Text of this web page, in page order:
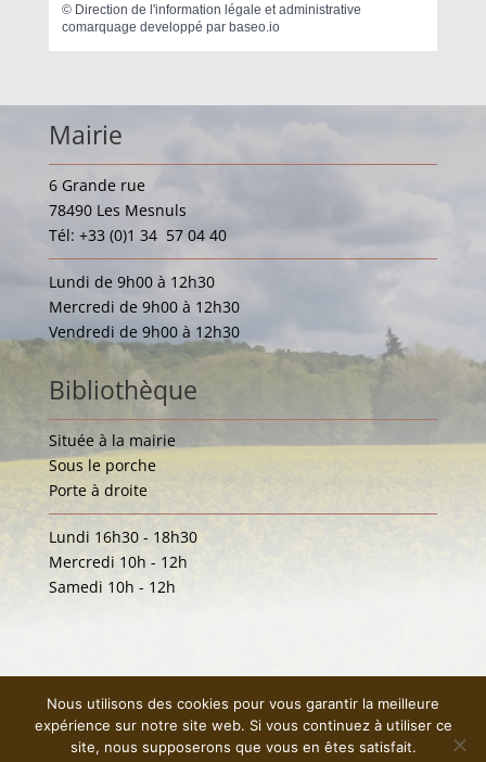
© Direction de l'information légale et administrative
comarquage developpé par baseo.io
Mairie
6 Grande rue
78490 Les Mesnuls
Tél: +33 (0)1 34 57 04 40
Lundi de 9h00 à 12h30
Mercredi de 9h00 à 12h30
Vendredi de 9h00 à 12h30
Bibliothèque
Située à la mairie
Sous le porche
Porte à droite
Lundi 16h30 - 18h30
Mercredi 10h - 12h
Samedi 10h - 12h
Nous utilisons des cookies pour vous garantir la meilleure
expérience sur notre site web. Si vous continuez à utiliser ce
site, nous supposerons que vous en êtes satisfait.